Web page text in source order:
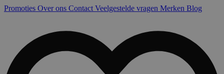
Promoties Over ons Contact Veelgestelde vragen Merken Blog